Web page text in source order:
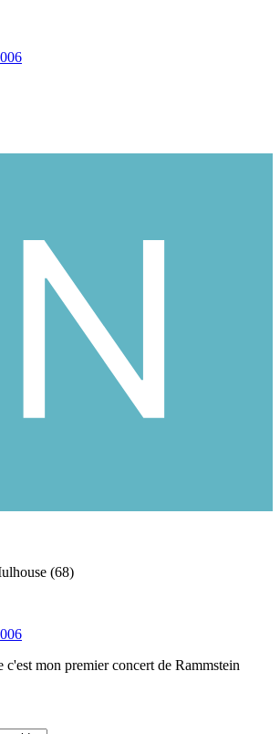
(68)
mon premier concert de Rammstein